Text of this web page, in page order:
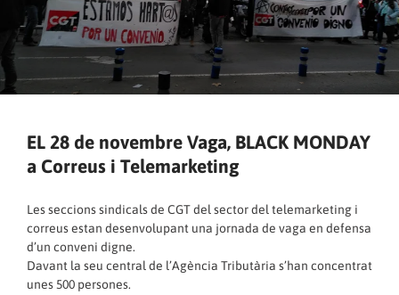
EL 28 de novembre Vaga, BLACK MONDAY
a Correus i Telemarketing
Les seccions sindicals de CGT del sector del telemarketing i
correus estan desenvolupant una jornada de vaga en defensa
d’un conveni digne.
Davant la seu central de l’Agència Tributària s’han concentrat
unes 500 persones.